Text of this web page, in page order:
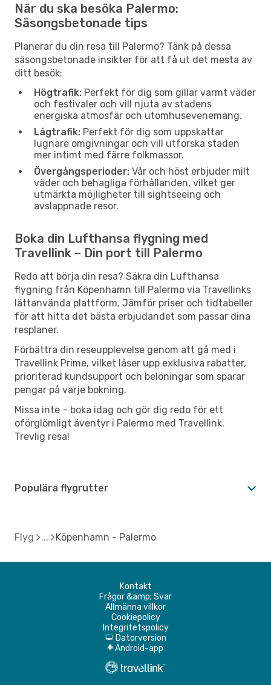
När du ska besöka Palermo:
Säsongsbetonade tips
Planerar du din resa till Palermo? Tänk på dessa
säsongsbetonade insikter för att få ut det mesta av
ditt besök:
Högtrafik: Perfekt för dig som gillar varmt väder
och festivaler och vill njuta av stadens
energiska atmosfär och utomhusevenemang.
Lågtrafik: Perfekt för dig som uppskattar
lugnare omgivningar och vill utforska staden
mer intimt med färre folkmassor.
Övergångsperioder: Vår och höst erbjuder milt
väder och behagliga förhållanden, vilket ger
utmärkta möjligheter till sightseeing och
avslappnade resor.
Boka din Lufthansa flygning med
Travellink – Din port till Palermo
Redo att börja din resa? Säkra din Lufthansa
flygning från Köpenhamn till Palermo via Travellinks
lättanvända plattform. Jämför priser och tidtabeller
för att hitta det bästa erbjudandet som passar dina
resplaner.
Förbättra din reseupplevelse genom att gå med i
Travellink Prime, vilket låser upp exklusiva rabatter,
prioriterad kundsupport och belöningar som sparar
pengar på varje bokning.
Missa inte – boka idag och gör dig redo för ett
oförglömligt äventyr i Palermo med Travellink.
Trevlig resa!
Populära flygrutter
Flyg Köpenhamn - Palermo
Kontakt
Frågor &amp; Svar
Allmänna villkor
Cookiepolicy
Integritetspolicy
d Datorversion
A Android-app